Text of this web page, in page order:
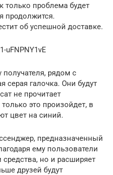
только проблема будет
продолжится.
об успешной доставке.
uFNPNY1vE
рядом с
серая галочка. Они будут
не прочитает
это произойдет, в
цвет на синий.
предназначенный
ему пользователи
но и расширяет
друзей будут